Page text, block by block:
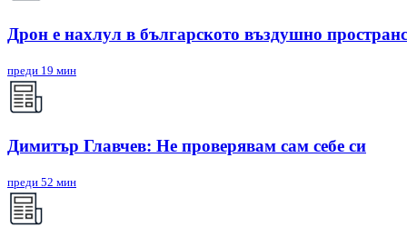
Дрон е нахлул в българското въздушно
преди 19 мин
Димитър Главчев: Не проверявам сам себе си
преди 52 мин